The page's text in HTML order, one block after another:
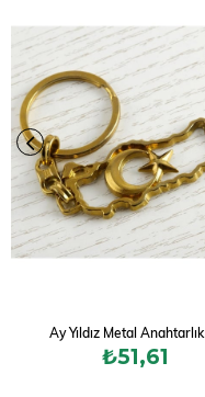
Ay Yıldız Metal Anahtarlık
₺51,61